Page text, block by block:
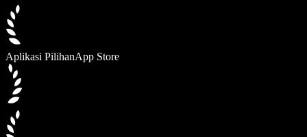
Aplikasi PilihanApp Store